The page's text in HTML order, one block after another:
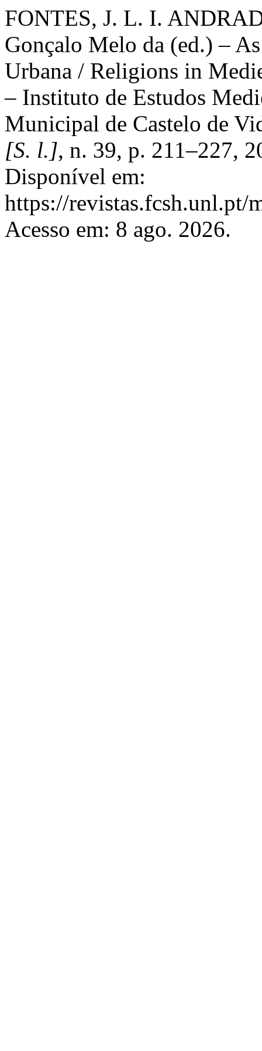
FONTES, J. L. I.
Gonçalo Melo da (ed.) –
Urbana / Religions in
– Instituto de Estudos
Municipal de Castelo de
[S. l.], n. 39, p. 211–227,
Disponível em:
https://revistas.fcsh.unl.pt/
Acesso em: 8 ago. 2026.